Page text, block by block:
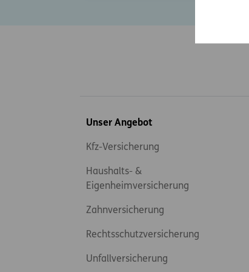
Inhaltsübersicht
Unser Angebot
Kfz-Versicherung
Haushalts- &
Eigenheimversicherung
Zahnversicherung
Rechtsschutzversicherung
Unfallversicherung